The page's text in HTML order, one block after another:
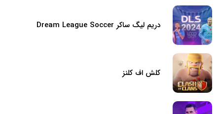
دریم لیگ ساکر Dream League Soccer
کلش اف کلنز